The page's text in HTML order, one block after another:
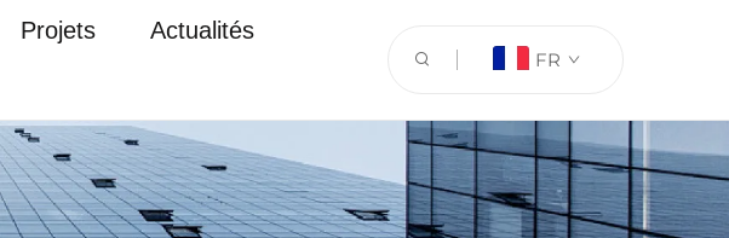
Projets Actualités
FR